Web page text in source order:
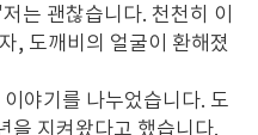
는 괜찮습니다. 천천히 이
, 도깨비의 얼굴이 환해졌
야기를 나누었습니다. 도
을 지켜왔다고 했습니다.